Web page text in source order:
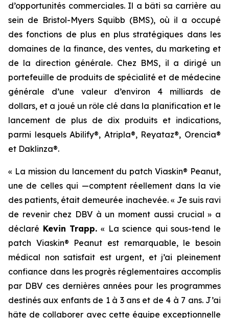
d’opportunités commerciales. Il a bâti sa carrière au
sein de Bristol-Myers Squibb (BMS), où il a occupé
des fonctions de plus en plus stratégiques dans les
domaines de la finance, des ventes, du marketing et
de la direction générale. Chez BMS, il a dirigé un
portefeuille de produits de spécialité et de médecine
générale d’une valeur d’environ 4 milliards de
dollars, et a joué un rôle clé dans la planification et le
lancement de plus de dix produits et indications,
parmi lesquels Abilify®, Atripla®, Reyataz®, Orencia®
et Daklinza®.
« La mission du lancement du patch Viaskin® Peanut,
une de celles qui —comptent réellement dans la vie
des patients, était demeurée inachevée. « Je suis ravi
de revenir chez DBV à un moment aussi crucial » a
déclaré Kevin Trapp. « La science qui sous-tend le
patch Viaskin® Peanut est remarquable, le besoin
médical non satisfait est urgent, et j’ai pleinement
confiance dans les progrès réglementaires accomplis
par DBV ces dernières années pour les programmes
destinés aux enfants de 1 à 3 ans et de 4 à 7 ans. J’ai
hâte de collaborer avec cette équipe exceptionnelle